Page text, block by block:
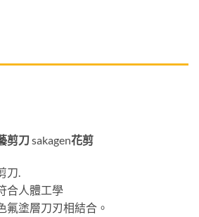
剪刀sakagen花剪
刀.
合人體工學
氟塗層刀刃相結合。